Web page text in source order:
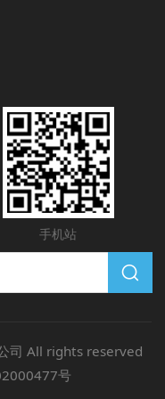
手机站
司 All rights reserved
号